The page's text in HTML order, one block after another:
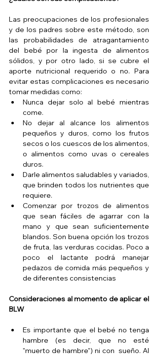
Las preocupaciones de los profesionales
y de los padres sobre este método, son
las probabilidades de atragantamiento
del bebé por la ingesta de alimentos
sólidos, y por otro lado, si se cubre el
aporte nutricional requerido o no. Para
evitar estas complicaciones es necesario
tomar medidas como:
Nunca dejar solo al bebé mientras
come.
No dejar al alcance los alimentos
pequeños y duros, como los frutos
secos o los cuescos de los alimentos,
o alimentos como uvas o cereales
duros.
Darle alimentos saludables y variados,
que brinden todos los nutrientes que
requiere.
Comenzar por trozos de alimentos
que sean fáciles de agarrar con la
mano y que sean suficientemente
blandos. Son buena opción los trozos
de fruta, las verduras cocidas. Poco a
poco el lactante podrá manejar
pedazos de comida más pequeños y
de diferentes consistencias
Consideraciones al momento de aplicar el
BLW
Es importante que el bebé no tenga
hambre (es decir, que no esté
"muerto de hambre") ni con  sueño. Al